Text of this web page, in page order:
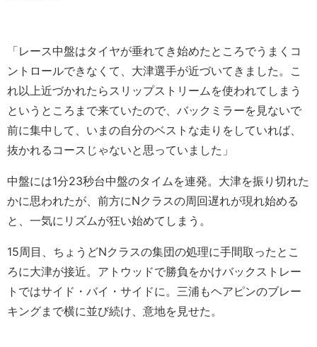
「レース中盤はタイヤが垂れてき始めたところでうまくコ
ントロールできなくて、大津選手が近づいてきました。こ
れ以上近づかれたらスリップストリームを使われてしまう
というところまで来ていたので、バックミラーを見ないで
前に集中して、いまの自分のベストな走りをしていれば、
抜かれるコースじゃないと思っていました」
中盤には1分23秒台中盤のタイムを連発。大津を振り切れた
かに思われたが、前方にNクラスの周回遅れが現れ始める
と、一気にリズムが狂い始めてしまう。
15周目、ちょうどNクラスの集団の処理に手間取ったとこ
ろに大津が接近。アトウッドで勝負をかけバックストレー
トではサイド・バイ・サイドに。三浦もヘアピンのブレー
キングまで横に並び続け、意地を見せた。